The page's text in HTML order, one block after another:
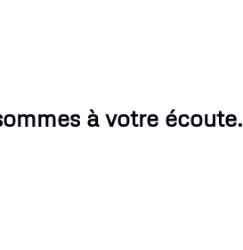
à votre écoute.